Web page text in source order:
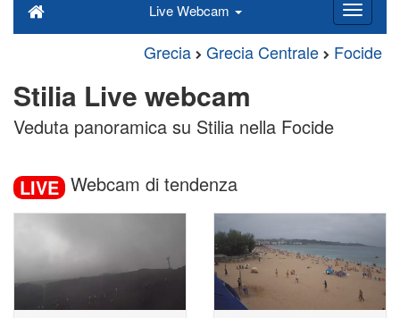
Live Webcam
Grecia Grecia Centrale Focide
Stilia Live webcam
Veduta panoramica su Stilia nella Focide
LIVE Webcam di tendenza